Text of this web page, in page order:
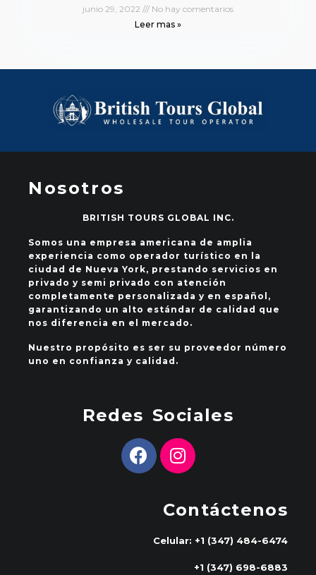
junio 29, 2022
No hay comentarios
Leer mas »
Nosotros
BRITISH TOURS GLOBAL INC.
Somos una empresa americana de amplia
experiencia como operador turístico en la
ciudad de Nueva York, prestando servicios en
privado y semi privado con atención
completamente personalizada y en español,
garantizando un alto estándar de calidad que
nos diferencia en el mercado.
Nuestro propósito es ser su proveedor número
uno en confianza y calidad.
Redes Sociales
Contáctenos
Celular: +1 (347) 484-6474
+1 (347) 698-6883